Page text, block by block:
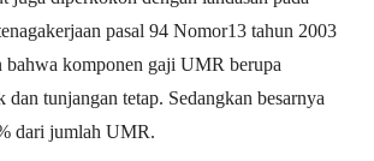
pasal 94 Nomor13 tahun 2003
bahwa komponen gaji UMR berupa
dan tunjangan tetap. Sedangkan besarnya
dari jumlah UMR.